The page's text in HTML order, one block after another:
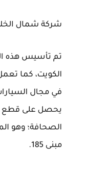
شركة شمال
الكويت، كما
في مجال
يحصل على قطع
الصحافة؛ وهو
مبنى 185.